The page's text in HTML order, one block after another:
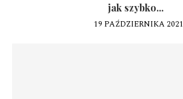
jak szybko...
19 PAŹDZIERNIKA 2021